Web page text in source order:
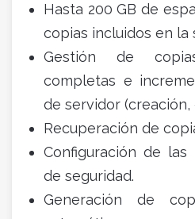
Hasta 200 GB de
copias incluidos en la
Gestión de
completas e
de servidor (creación,
Recuperación de
Configuración de
de seguridad.
Generación de